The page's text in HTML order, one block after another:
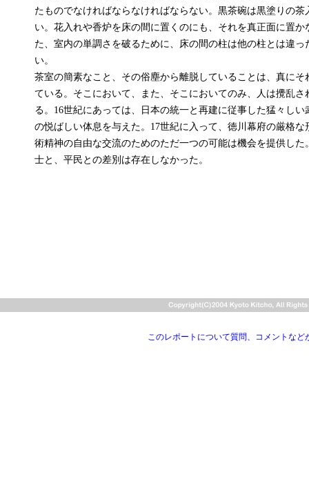
たものでなければならなければならない。黒茶碗は黒塗りの
い。花入れや香炉を床の間に置くのにも、それを真正面に置
た、室内の単調さを破るために、床の間の柱は他の柱とは違
い。
茶室の簡素なこと、その俗塵から離脱していることは、真に
ている。そこにおいて、また、そこにおいてのみ、人は攪乱
る。16世紀にあっては、日本の統一と再建に従事した猛々し
の悦ばしい体息を与えた。17世紀に入って、徳川幕府の厳格
術精神の自由な交流のためのただ一つの可能は機会を提供し
士と、平民との差別は存在しなかった。
このレポートについて質問、コメントなど